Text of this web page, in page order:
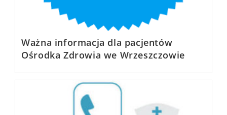
Ważna informacja dla pacjentów
Ośrodka Zdrowia we Wrzeszczowie